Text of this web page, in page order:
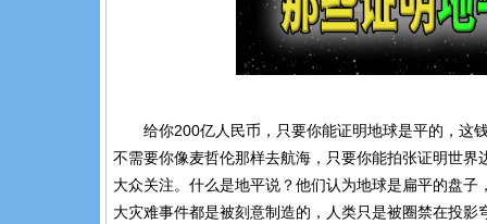
给你200亿人民币，只要你能证明地球是平的，这
不需要你像麦哲伦那样去航海，只要你能拍张证明世
大众关注。什么是地平说？他们认为地球是扁平的盘
大灾难事件都是被刻意制造的，人类只是被圈禁在投